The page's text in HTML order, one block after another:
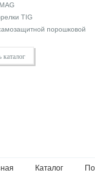
TIG
порошковой
каталог
Каталог